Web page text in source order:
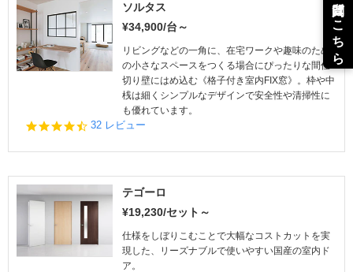
t
n
ソルタス
¥34,900/台～
リビングなどの一角に、在宅ワークや趣味のため
の小さなスペースをつくる場合にぴったりな間仕
切り壁にはめ込む《格子付き室内FIX窓》。枠や中
桟は細くシンプルなデザインで安全性や清掃性に
も優れています。
4.
s
a
r
r
a
t
i
n
32 レビュー
テゴーロ
¥19,230/セット～
仕様をしぼりこむことで大幅なコストカットを実
現した、リーズナブルで使いやすい国産の室内ド
ア。